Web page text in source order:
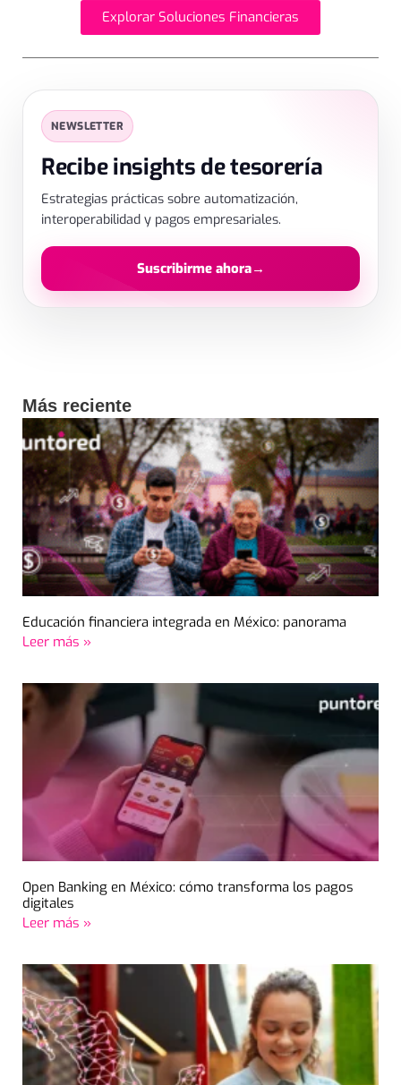
Explorar Soluciones Financieras
NEWSLETTER
Recibe insights de tesorería
Estrategias prácticas sobre automatización,
interoperabilidad y pagos empresariales.
Suscribirme ahora→
✕
Más reciente
Educación financiera integrada en México: panorama
Leer más »
Open Banking en México: cómo transforma los pagos
digitales
Leer más »